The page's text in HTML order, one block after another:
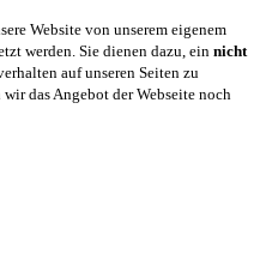
Website von unserem eigenem
werden. Sie dienen dazu, ein nicht
auf unseren Seiten zu
das Angebot der Webseite noch